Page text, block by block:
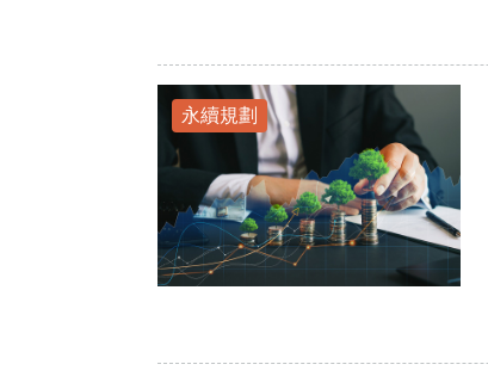
永續規劃